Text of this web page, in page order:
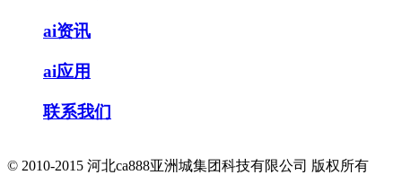
ai资讯
ai应用
联系我们
© 2010-2015 河北ca888亚洲城集团科技有限公司 版权所有